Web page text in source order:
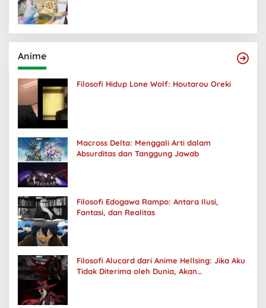
Anime
Filosofi Hidup Lone Wolf: Houtarou Oreki
Macross Delta: Menggali Arti dalam
Absurditas dan Tanggung Jawab
Filosofi Edogawa Rampo: Antara Ilusi,
Fantasi, dan Realitas
Filosofi Alucard dari Anime Hellsing: Jika Aku
Tidak Diterima oleh Dunia, Akan